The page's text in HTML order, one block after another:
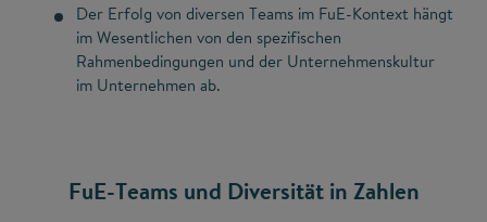
Der Erfolg von diversen Teams im FuE-Kontext hängt
im Wesentlichen von den spezifischen
Rahmenbedingungen und der Unternehmenskultur
im Unternehmen ab.
FuE-Teams und Diversität in Zahlen